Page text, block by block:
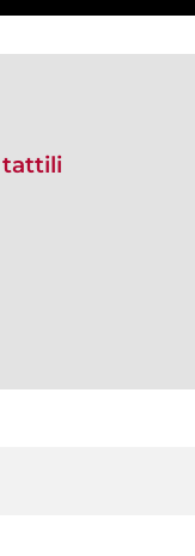
tattili